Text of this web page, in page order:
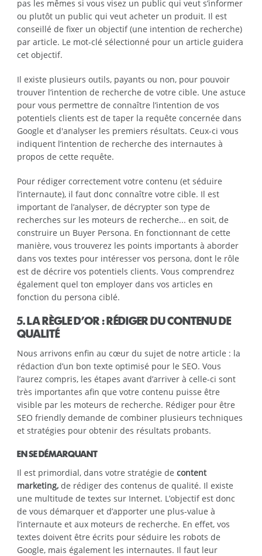
pas les mêmes si vous visez un public qui veut s’informer
ou plutôt un public qui veut acheter un produit. Il est
conseillé de fixer un objectif (une intention de recherche)
par article. Le mot-clé sélectionné pour un article guidera
cet objectif.
Il existe plusieurs outils, payants ou non, pour pouvoir
trouver l’intention de recherche de votre cible. Une astuce
pour vous permettre de connaître l’intention de vos
potentiels clients est de taper la requête concernée dans
Google et d'analyser les premiers résultats. Ceux-ci vous
indiquent l’intention de recherche des internautes à
propos de cette requête.
Pour rédiger correctement votre contenu (et séduire
l’internaute), il faut donc connaître votre cible. Il est
important de l’analyser, de décrypter son type de
recherches sur les moteurs de recherche... en soit, de
construire un Buyer Persona. En fonctionnant de cette
manière, vous trouverez les points importants à aborder
dans vos textes pour intéresser vos persona, dont le rôle
est de décrire vos potentiels clients. Vous comprendrez
également quel ton employer dans vos articles en
fonction du persona ciblé.
5. LA RÈGLE D’OR : RÉDIGER DU CONTENU DE
QUALITÉ
Nous arrivons enfin au cœur du sujet de notre article : la
rédaction d’un bon texte optimisé pour le SEO. Vous
l’aurez compris, les étapes avant d’arriver à celle-ci sont
très importantes afin que votre contenu puisse être
visible par les moteurs de recherche. Rédiger pour être
SEO friendly demande de combiner plusieurs techniques
et stratégies pour obtenir des résultats probants.
EN SE DÉMARQUANT
Il est primordial, dans votre stratégie de content
marketing,de rédiger des contenus de qualité. Il existe
une multitude de textes sur Internet. L’objectif est donc
de vous démarquer et d’apporter une plus-value à
l’internaute et aux moteurs de recherche. En effet, vos
textes doivent être écrits pour séduire les robots de
Google, mais également les internautes. Il faut leur